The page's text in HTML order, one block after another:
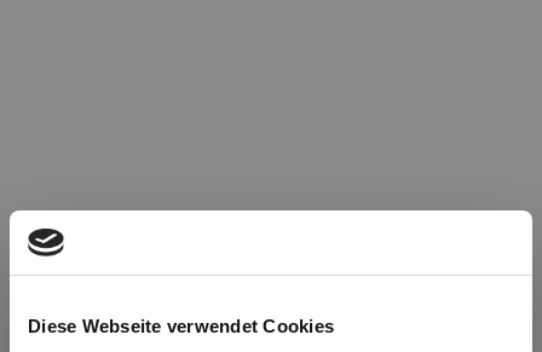
Diese Webseite verwendet Cookies